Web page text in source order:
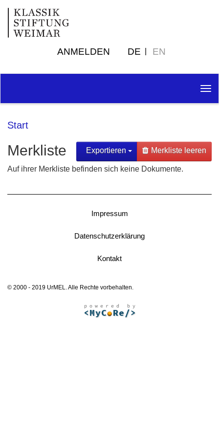
ANMELDEN DE EN
Start
Exportieren Merkliste leeren
Merkliste
Auf ihrer Merkliste befinden sich keine Dokumente.
Impressum
Datenschutzerklärung
Kontakt
© 2000 - 2019 UrMEL. Alle Rechte vorbehalten.